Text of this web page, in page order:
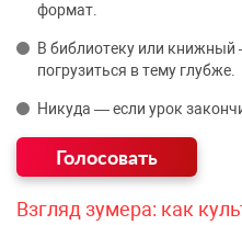
формат.
В библиотеку или
погрузиться в тему глубже.
Никуда — если урок
Взгляд зумера: как